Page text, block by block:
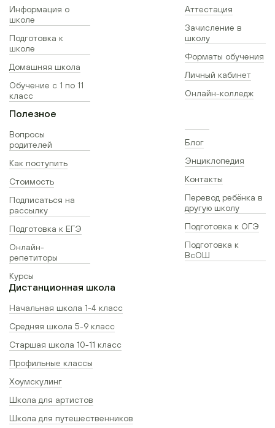
Информация о
школе
Подготовка к
школе
Домашняя школа
Обучение с 1 по 11
класс
Аттестация
Зачисление в
школу
Форматы обучения
Личный кабинет
Онлайн-колледж
Полезное
Вопросы
родителей
Как поступить
Стоимость
Подписаться на
рассылку
Подготовка к ЕГЭ
Онлайн-
репетиторы
Курсы
Блог
Энциклопедия
Контакты
Перевод ребёнка в
другую школу
Подготовка к ОГЭ
Подготовка к
ВсОШ
Дистанционная школа
Начальная школа 1-4 класс
Средняя школа 5-9 класс
Старшая школа 10-11 класс
Профильные классы
Хоумскулинг
Школа для артистов
Школа для путешественников